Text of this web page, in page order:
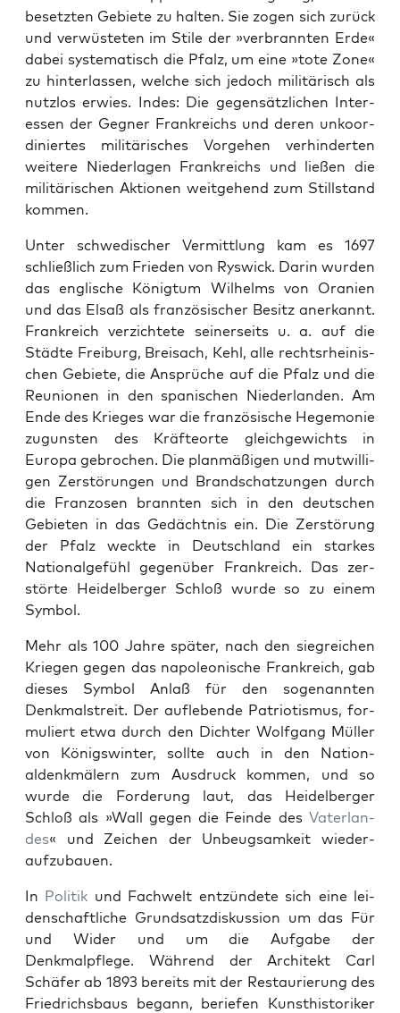
beset­zten Gebi­ete zu hal­ten. Sie zogen sich zurück
und ver­wüsteten im Stile der »ver­bran­nten Erde«
dabei sys­tem­a­tisch die Pfalz, um eine »tote Zone«
zu hin­ter­lassen, welche sich jedoch mil­itärisch als
nut­z­los erwies. Indes: Die gegen­sät­zlichen Inter­
essen der Geg­n­er Frankre­ichs und deren unko­or­
diniertes mil­itärisches Vorge­hen ver­hin­derten
weit­ere Nieder­la­gen Frankre­ichs und ließen die
mil­itärischen Aktio­nen weit­ge­hend zum Still­stand
kom­men.
Unter schwedis­ch­er Ver­mit­tlung kam es 1697
schließlich zum Frieden von Ryswick. Darin wur­den
das englis­che König­tum Wil­helms von Oranien
und das Elsaß als franzö­sis­ch­er Besitz anerkan­nt.
Frankre­ich verzichtete sein­er­seits u. a. auf die
Städte Freiburg, Breisach, Kehl, alle recht­srheinis­
chen Gebi­ete, die Ansprüche auf die Pfalz und die
Reunio­nen in den spanis­chen Nieder­lan­den. Am
Ende des Krieges war die franzö­sis­che Hege­monie
zugun­sten des Kräf­te­orte gle­ichgewichts in
Europa gebrochen. Die plan­mäßi­gen und mutwilli­
gen Zer­störun­gen und Brand­schatzun­gen durch
die Fran­zosen bran­nten sich in den deutschen
Gebi­eten in das Gedächt­nis ein. Die Zer­störung
der Pfalz weck­te in Deutsch­land ein starkes
Nation­al­ge­fühl gegenüber Frankre­ich. Das zer­
störte Hei­del­berg­er Schloß wurde so zu einem
Sym­bol.
Mehr als 100 Jahre später, nach den siegre­ichen
Kriegen gegen das napoleonis­che Frankre­ich, gab
dieses Sym­bol Anlaß für den soge­nan­nten
Denkmal­stre­it. Der auflebende Patri­o­tismus, for­
muliert etwa durch den Dichter Wolf­gang Müller
von Königswin­ter, sollte auch in den Nation­
aldenkmälern zum Aus­druck kom­men, und so
wurde die Forderung laut, das Hei­del­berg­er
Schloß als »Wall gegen die Feinde des Vater­lan­
des« und Zeichen der Unbeugsamkeit wieder­
aufzubauen.
In Poli­tik und Fach­welt entzün­dete sich eine lei­
den­schaftliche Grund­satzdiskus­sion um das Für
und Wider und um die Auf­gabe der
Denkmalpflege. Während der Architekt Carl
Schäfer ab 1893 bere­its mit der Restau­rierung des
Friedrichs­baus begann, beriefen Kun­sthis­torik­er